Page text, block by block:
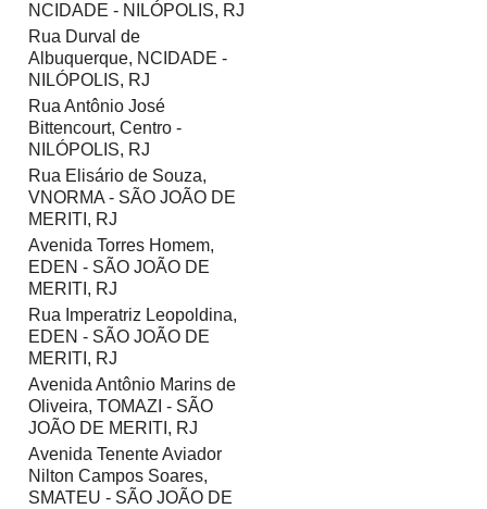
NCIDADE - NILÓPOLIS, RJ
Rua Durval de
Albuquerque, NCIDADE -
NILÓPOLIS, RJ
Rua Antônio José
Bittencourt, Centro -
NILÓPOLIS, RJ
Rua Elisário de Souza,
VNORMA - SÃO JOÃO DE
MERITI, RJ
Avenida Torres Homem,
EDEN - SÃO JOÃO DE
MERITI, RJ
Rua Imperatriz Leopoldina,
EDEN - SÃO JOÃO DE
MERITI, RJ
Avenida Antônio Marins de
Oliveira, TOMAZI - SÃO
JOÃO DE MERITI, RJ
Avenida Tenente Aviador
Nilton Campos Soares,
SMATEU - SÃO JOÃO DE